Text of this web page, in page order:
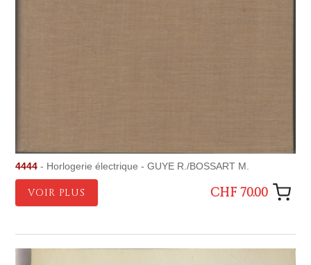
4444 - Horlogerie électrique - GUYE R./BOSSART M.
VOIR PLUS CHF 70.00